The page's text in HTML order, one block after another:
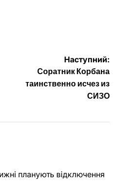
Наступний:
Соратник Корбана
таинственно исчез из
СИЗО
планують відключення